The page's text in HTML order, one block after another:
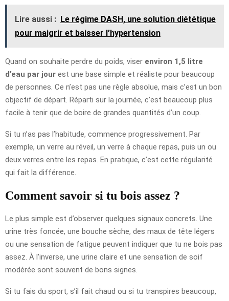
Lire aussi : Le régime DASH, une solution diététique
pour maigrir et baisser l’hypertension
Quand on souhaite perdre du poids, viser environ 1,5 litre
d’eau par jour est une base simple et réaliste pour beaucoup
de personnes. Ce n’est pas une règle absolue, mais c’est un bon
objectif de départ. Réparti sur la journée, c’est beaucoup plus
facile à tenir que de boire de grandes quantités d’un coup.
Si tu n’as pas l’habitude, commence progressivement. Par
exemple, un verre au réveil, un verre à chaque repas, puis un ou
deux verres entre les repas. En pratique, c’est cette régularité
qui fait la différence.
Comment savoir si tu bois assez ?
Le plus simple est d’observer quelques signaux concrets. Une
urine très foncée, une bouche sèche, des maux de tête légers
ou une sensation de fatigue peuvent indiquer que tu ne bois pas
assez. À l’inverse, une urine claire et une sensation de soif
modérée sont souvent de bons signes.
Si tu fais du sport, s’il fait chaud ou si tu transpires beaucoup,